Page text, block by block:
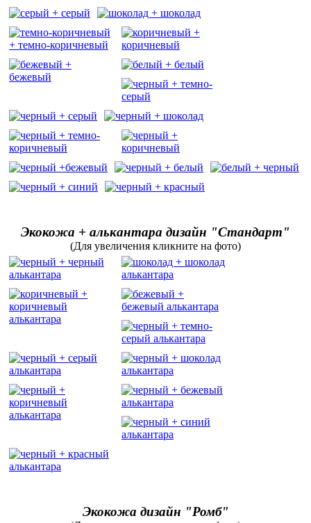
Экокожа + алькантара дизайн "Стандарт"
(Для увеличения кликните на фото)
Экокожа дизайн "Ромб"